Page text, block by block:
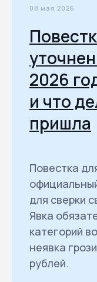
08 мая 2026
2026
и что
пришла
Повестка
для сверки
Явка
категорий
неявка
рублей.